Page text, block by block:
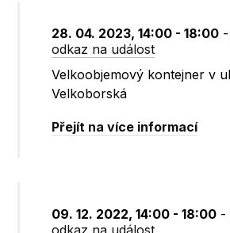
28. 04. 2023, 14:00 - 18:00 -
odkaz na událost
Velkoobjemový kontejner v
Velkoborská
Přejít na více informací
09. 12. 2022, 14:00 - 18:00 -
odkaz na událost